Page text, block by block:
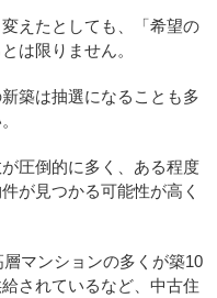
えたとしても、「希望の
は限りません。
築は抽選になることも多
圧倒的に多く、ある程度
が見つかる可能性が高く
マンションの多くが築10
されているなど、中古住